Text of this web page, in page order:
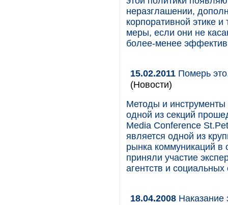
неразглашении,
корпоративной этике
меры, если они не
более-менее
15.02.2011 Померь
(Новости)
Методы и инструменты
одной из секций
Media Conference
является одной из
рынка коммуникаций
приняли участие
агентств и социальных
18.04.2008 Наказание